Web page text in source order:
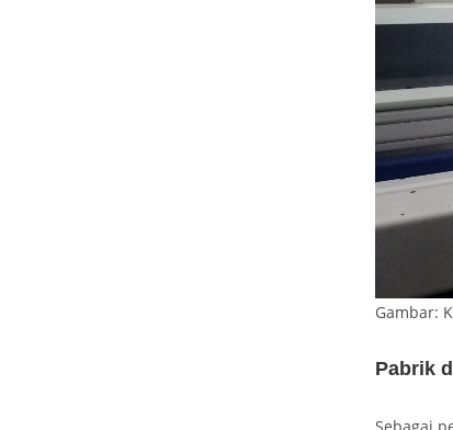
Gambar:
Pabrik